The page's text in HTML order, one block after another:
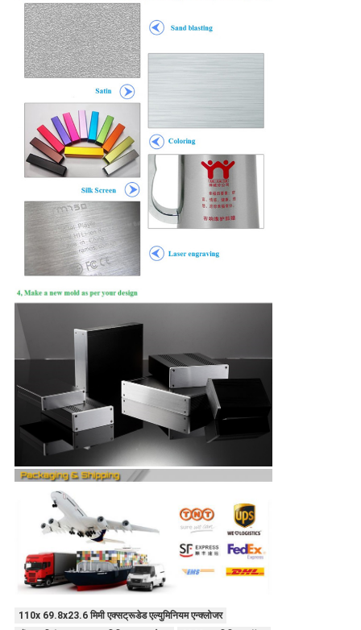
110x 69.8x23.6 मिमी एक्सट्रूडेड एल्युमिनियम एन्क्लोजर